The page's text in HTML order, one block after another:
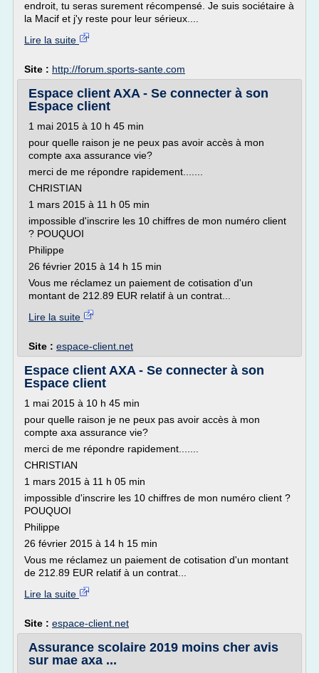
endroit, tu seras surement récompensé. Je suis sociétaire à
la Macif et j'y reste pour leur sérieux....
Lire la suite
Site : http://forum.sports-sante.com
Espace client AXA - Se connecter à son
Espace client
1 mai 2015 à 10 h 45 min
pour quelle raison je ne peux pas avoir accès à mon
compte axa assurance vie?
merci de me répondre rapidement.......
CHRISTIAN
1 mars 2015 à 11 h 05 min
impossible d'inscrire les 10 chiffres de mon numéro client
? POUQUOI
Philippe
26 février 2015 à 14 h 15 min
Vous me réclamez un paiement de cotisation d'un
montant de 212.89 EUR relatif à un contrat...
Lire la suite
Site : espace-client.net
Espace client AXA - Se connecter à son
Espace client
1 mai 2015 à 10 h 45 min
pour quelle raison je ne peux pas avoir accès à mon
compte axa assurance vie?
merci de me répondre rapidement.......
CHRISTIAN
1 mars 2015 à 11 h 05 min
impossible d'inscrire les 10 chiffres de mon numéro client ?
POUQUOI
Philippe
26 février 2015 à 14 h 15 min
Vous me réclamez un paiement de cotisation d'un montant
de 212.89 EUR relatif à un contrat...
Lire la suite
Site : espace-client.net
Assurance scolaire 2019 moins cher avis
sur mae axa ...